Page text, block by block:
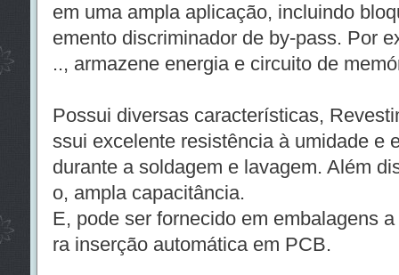
em uma ampla aplicação, incluindo
emento discriminador de by-pass. Por
.., armazene energia e circuito de
Possui diversas características,
ssui excelente resistência à umidade e
durante a soldagem e lavagem. Além
o, ampla capacitância.
E, pode ser fornecido em embalagens
ra inserção automática em PCB.